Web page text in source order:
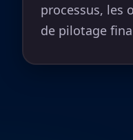
processus, les
de pilotage